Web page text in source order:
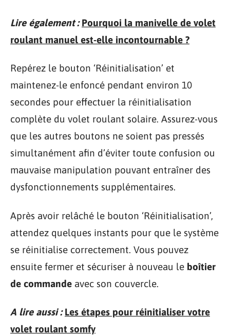
Lire également : Pourquoi la manivelle de volet
roulant manuel est-elle incontournable ?
Repérez le bouton ‘Réinitialisation’ et
maintenez-le enfoncé pendant environ 10
secondes pour effectuer la réinitialisation
complète du volet roulant solaire. Assurez-vous
que les autres boutons ne soient pas pressés
simultanément afin d’éviter toute confusion ou
mauvaise manipulation pouvant entraîner des
dysfonctionnements supplémentaires.
Après avoir relâché le bouton ‘Réinitialisation’,
attendez quelques instants pour que le système
se réinitialise correctement. Vous pouvez
ensuite fermer et sécuriser à nouveau le boîtier
de commande avec son couvercle.
A lire aussi : Les étapes pour réinitialiser votre
volet roulant somfy